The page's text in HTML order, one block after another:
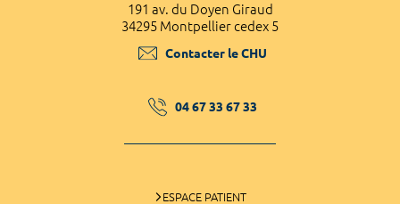
191 av. du Doyen Giraud
34295 Montpellier cedex 5
Contacter le CHU
04 67 33 67 33
ESPACE PATIENT